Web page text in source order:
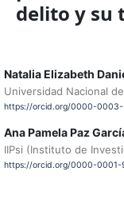
delito y su
Natalia Elizabeth
Universidad Nacional
https://orcid.org/0000-
Ana Pamela Paz
IIPsi (Instituto de
https://orcid.org/0000-0001-